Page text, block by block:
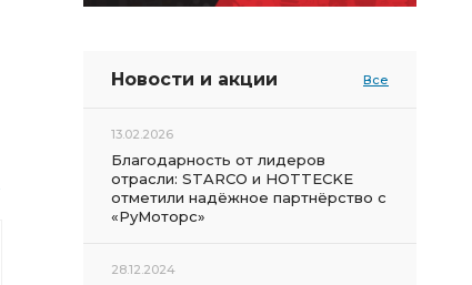
Новости и акции Все
13.02.2026
Благодарность от лидеров
отрасли: STARCO и HOTTECKE
отметили надёжное партнёрство с
«РуМоторс»
28.12.2024